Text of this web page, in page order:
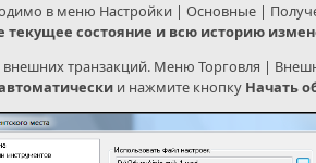
в меню Настройки | Основные |
состояние и всю историю
транзакций. Меню Торговля |
и нажмите кнопку Начать